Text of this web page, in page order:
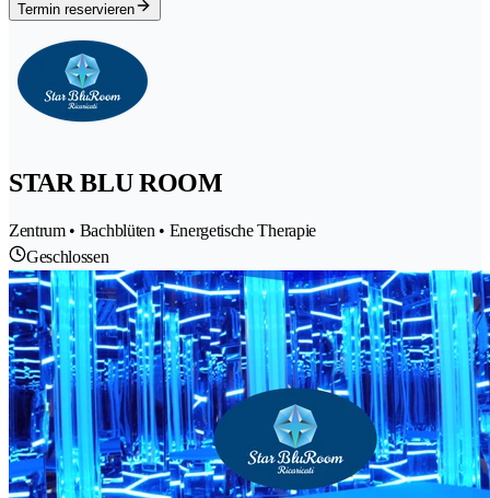
Termin reservieren
STAR BLU ROOM
Zentrum • Bachblüten • Energetische Therapie
Geschlossen